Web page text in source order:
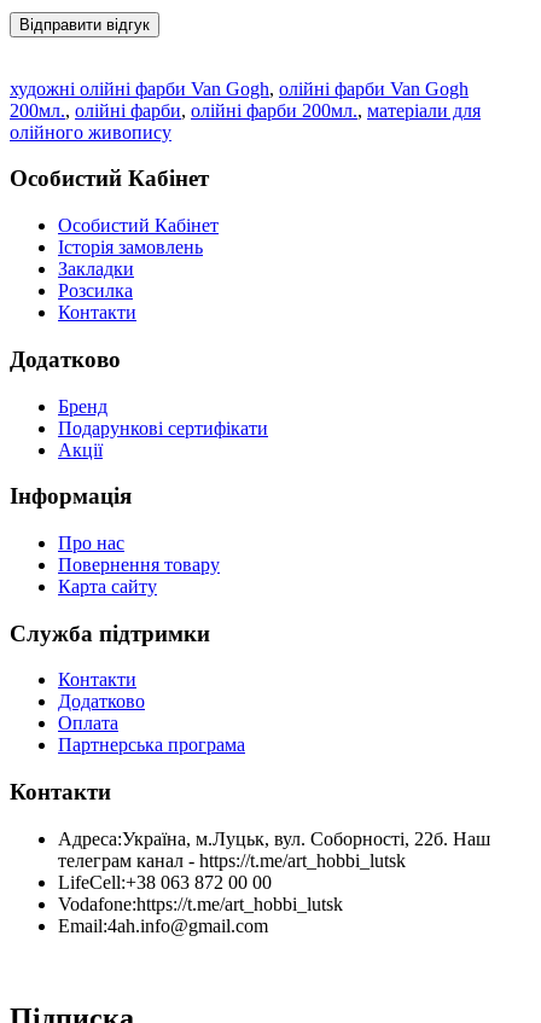
Відправити відгук
художні олійні фарби Van Gogh, олійні фарби Van Gogh
200мл., олійні фарби, олійні фарби 200мл., матеріали для
олійного живопису
Особистий Кабінет
Особистий Кабінет
Історія замовлень
Закладки
Розсилка
Контакти
Додатково
Бренд
Подарункові сертифікати
Акції
Інформація
Про нас
Повернення товару
Карта сайту
Служба підтримки
Контакти
Додатково
Оплата
Партнерська програма
Контакти
Адреса:Україна, м.Луцьк, вул. Соборності, 22б. Наш
телеграм канал - https://t.me/art_hobbi_lutsk
LifeCell:+38 063 872 00 00
Vodafone:https://t.me/art_hobbi_lutsk
Email:4ah.info@gmail.com